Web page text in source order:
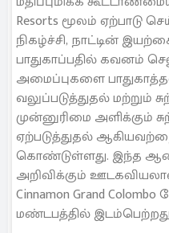
Resorts மூலம் ஏற்பாடு
நிகழ்ச்சி, நாட்டின்
பாதுகாப்பதில் கவனம்
அமைப்புகளை
வலுப்படுத்துதல் மற்றும்
முன்னுரிமை அளிக்கும்
ஏற்படுத்துதல்
கொண்டுள்ளது. இந்த
அறிவிக்கும்
Cinnamon Grand
மண்டபத்தில்